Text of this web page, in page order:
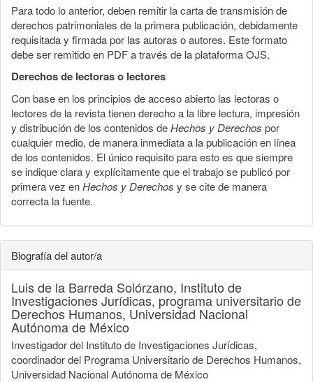
Para todo lo anterior, deben remitir la carta de transmisión de
derechos patrimoniales de la primera publicación, debidamente
requisitada y firmada por las autoras o autores. Este formato
debe ser remitido en PDF a través de la plataforma OJS.
Derechos de lectoras o lectores
Con base en los principios de acceso abierto las lectoras o
lectores de la revista tienen derecho a la libre lectura, impresión
y distribución de los contenidos deHechos y Derechos por
cualquier medio, de manera inmediata a la publicación en línea
de los contenidos. El único requisito para esto es que siempre
se indique clara y explícitamente que el trabajo se publicó por
primera vez enHechos y Derechos y se cite de manera
correcta la fuente.
Biografía del autor/a
Luis de la Barreda Solórzano, Instituto de
Investigaciones Jurídicas, programa universitario de
Derechos Humanos, Universidad Nacional
Autónoma de México
Investigador del Instituto de Investigaciones Jurídicas,
coordinador del Programa Universitario de Derechos Humanos,
Universidad Nacional Autónoma de México